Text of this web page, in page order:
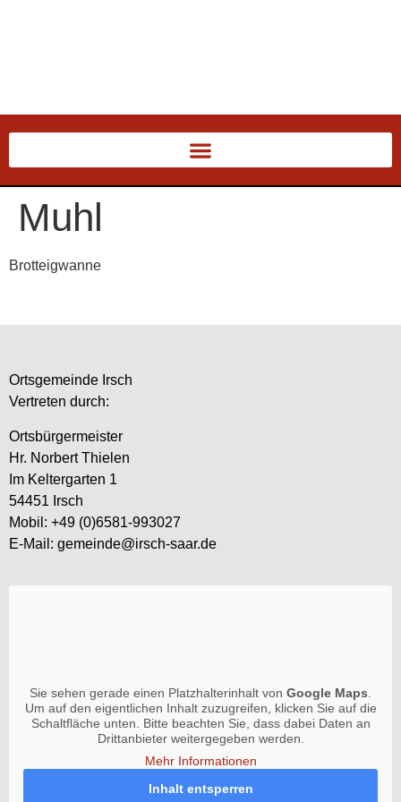
Muhl
Brotteigwanne
Ortsgemeinde Irsch
Vertreten durch:
Ortsbürgermeister
Hr. Norbert Thielen
Im Keltergarten 1
54451 Irsch
Mobil: +49 (0)6581-993027
E-Mail: gemeinde@irsch-saar.de
Sie sehen gerade einen Platzhalterinhalt von Google Maps
Um auf den eigentlichen Inhalt zuzugreifen, klicken Sie auf die
Schaltfläche unten. Bitte beachten Sie, dass dabei Daten an
Drittanbieter weitergegeben werden.
Mehr Informationen
Inhalt entsperren